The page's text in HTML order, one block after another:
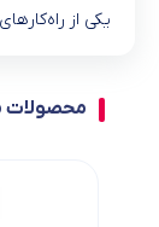
یکی از
محصولات